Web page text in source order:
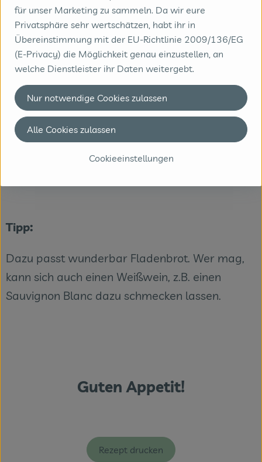
Alle Zutaten sehr vorsichtig in einer großen
Schüssel miteinander verrühren und auf einer
Servierplatte, auf Tellern oder in Salatschalen
anrichten.
Für das Dressing das restliche Olivenöl,
Zitronensaft, die feingehackte Knoblauchzehe,
Salz und Pfeffer gut verrühren und über den
Salat gießen. Mit restlichem Oregano
Tipp:
Dazu passt wunderbar Fladenbrot. Wer mag,
kann sich auch einen Weißwein, z.B. einen
Sauvignon Blanc dazu schmecken lassen.
Guten Appetit!
Rezept drucken
für unser Marketing zu sammeln. Da wir eure
Privatsphäre sehr wertschätzen, habt ihr in
Übereinstimmung mit der EU-Richtlinie 2009/136/EG
(E-Privacy) die Möglichkeit genau einzustellen, an
welche Dienstleister ihr Daten weitergebt.
Cookieeinstellungen
Nur notwendige Cookies zulassen
Alle Cookies zulassen